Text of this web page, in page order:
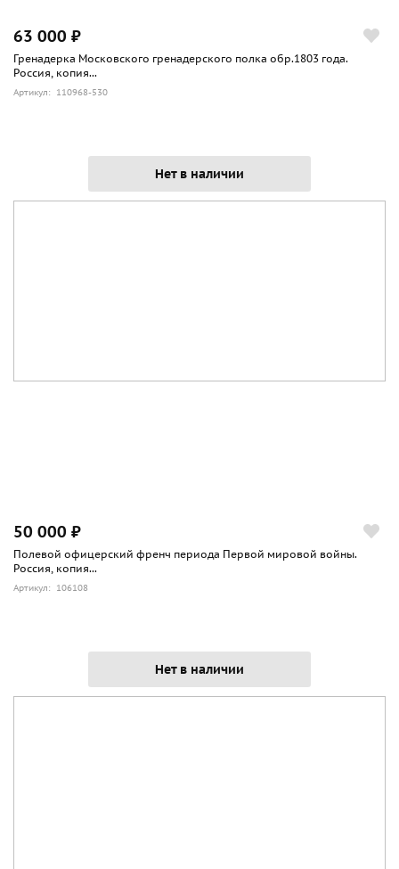
63 000 ₽
Гренадерка Московского гренадерского полка обр.1803 года.
Россия, копия...
Артикул: 110968-530
Нет в наличии
50 000 ₽
Полевой офицерский френч периода Первой мировой войны.
Россия, копия...
Артикул: 106108
Нет в наличии